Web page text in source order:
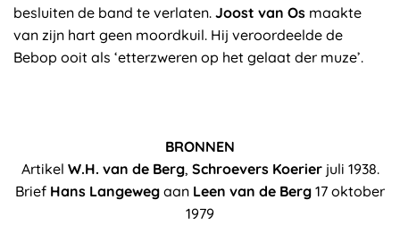
besluiten de band te verlaten. Joost van Os maakte
van zijn hart geen moordkuil. Hij veroordeelde de
Bebop ooit als ‘etterzweren op het gelaat der muze’.
BRONNEN
Artikel W.H. van de Berg, Schroevers Koerierjuli 1938.
Brief Hans Langeweg aan Leen van de Berg 17 oktober
1979